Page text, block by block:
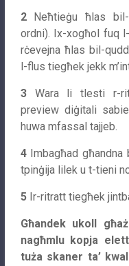
2Neħtieġu ħlas bil-
ordni). Ix-xogħol fuq
rċevejna ħlas bil-
l-flus tiegħek jekk
3Wara li tlesti r-
preview diġitali
huwa mfassal tajjeb.
4Imbagħad għandna
tpinġija lilek u t-tieni
5Ir-ritratt tiegħek
Għandek ukoll
nagħmlu kopja
tuża skaner ta’